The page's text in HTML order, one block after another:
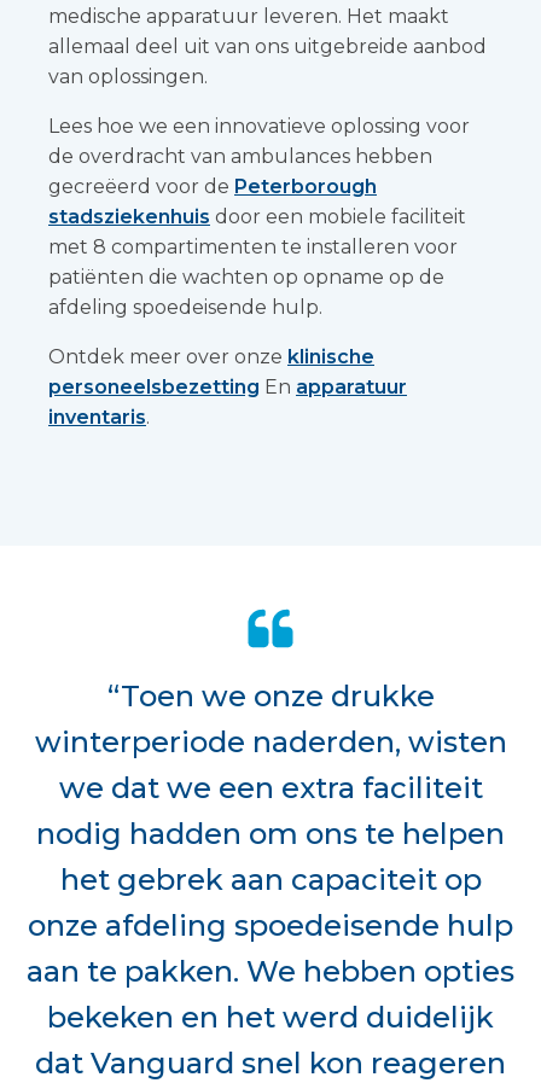
medische apparatuur leveren. Het maakt
allemaal deel uit van ons uitgebreide aanbod
van oplossingen.
Lees hoe we een innovatieve oplossing voor
de overdracht van ambulances hebben
gecreëerd voor de Peterborough
stadsziekenhuis door een mobiele faciliteit
met 8 compartimenten te installeren voor
patiënten die wachten op opname op de
afdeling spoedeisende hulp.
Ontdek meer over onze klinische
personeelsbezetting En apparatuur
inventaris.
“Toen we onze drukke
winterperiode naderden, wisten
we dat we een extra faciliteit
nodig hadden om ons te helpen
het gebrek aan capaciteit op
onze afdeling spoedeisende hulp
aan te pakken. We hebben opties
bekeken en het werd duidelijk
dat Vanguard snel kon reageren